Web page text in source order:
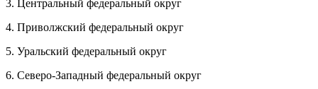
3. Центральный федеральный округ
4. Приволжский федеральный округ
5. Уральский федеральный округ
6. Северо-Западный федеральный округ